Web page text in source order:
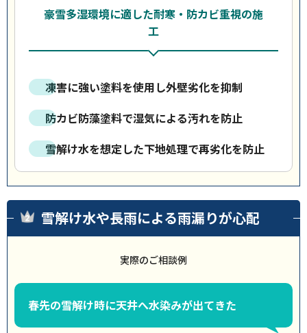
豪雪多湿環境に適した耐寒・防カビ重視の施
工
凍害に強い塗料を使用し外壁劣化を抑制
防カビ防藻塗料で湿気による汚れを防止
雪解け水を想定した下地処理で再劣化を防止
雪解け水や長雨による雨漏りが心配
実際のご相談例
春先の雪解け時に天井へ水染みが出てきた